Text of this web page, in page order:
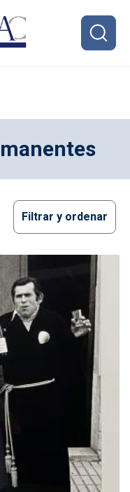
Filtrar y ordenar